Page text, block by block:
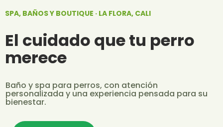
contenido
SPA, BAÑOS Y BOUTIQUE · LA FLORA, CALI
El cuidado que tu perro
merece
Baño y spa para perros, con atención
personalizada y una experiencia pensada para su
bienestar.